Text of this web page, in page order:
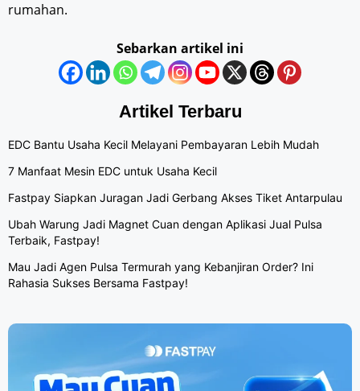
rumahan.
Sebarkan artikel ini
Artikel Terbaru
EDC Bantu Usaha Kecil Melayani Pembayaran Lebih Mudah
7 Manfaat Mesin EDC untuk Usaha Kecil
Fastpay Siapkan Juragan Jadi Gerbang Akses Tiket Antarpulau
Ubah Warung Jadi Magnet Cuan dengan Aplikasi Jual Pulsa
Terbaik, Fastpay!
Mau Jadi Agen Pulsa Termurah yang Kebanjiran Order? Ini
Rahasia Sukses Bersama Fastpay!